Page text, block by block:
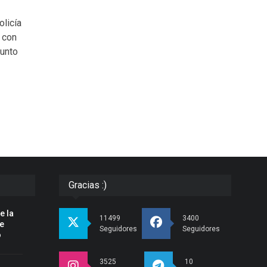
la
Gracias :)
11499
Seguidores
3400
Seguidores
3525 10